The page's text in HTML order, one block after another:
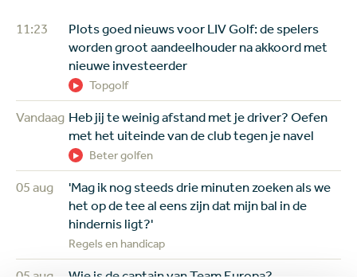
11:23
Plots goed nieuws voor LIV Golf: de spelers
worden groot aandeelhouder na akkoord met
nieuwe investeerder
Topgolf
Vandaag Heb jij te weinig afstand met je driver? Oefen
met het uiteinde van de club tegen je navel
Beter golfen
05 aug
'Mag ik nog steeds drie minuten zoeken als we
het op de tee al eens zijn dat mijn bal in de
hindernis ligt?'
Regels en handicap